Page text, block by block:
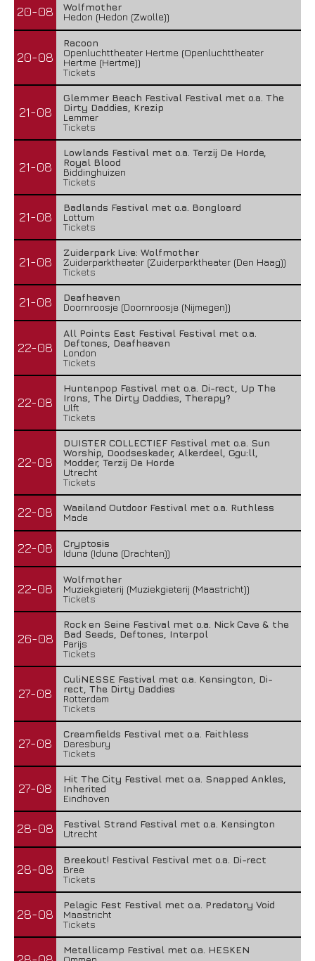
20-08
Wolfmother
Hedon (Hedon (Zwolle))
20-08
Racoon
Openluchttheater Hertme (Openluchttheater
Hertme (Hertme))
Tickets
21-08
Glemmer Beach Festival Festival met o.a. The
Dirty Daddies, Krezip
Lemmer
Tickets
21-08
Lowlands Festival met o.a. Terzij De Horde,
Royal Blood
Biddinghuizen
Tickets
21-08
Badlands Festival met o.a. Bongloard
Lottum
Tickets
21-08
Zuiderpark Live: Wolfmother
Zuiderparktheater (Zuiderparktheater (Den Haag))
Tickets
21-08
Deafheaven
Doornroosje (Doornroosje (Nijmegen))
22-08
All Points East Festival Festival met o.a.
Deftones, Deafheaven
London
Tickets
22-08
Huntenpop Festival met o.a. Di-rect, Up The
Irons, The Dirty Daddies, Therapy?
Ulft
Tickets
22-08
DUISTER COLLECTIEF Festival met o.a. Sun
Worship, Doodseskader, Alkerdeel, Ggu:ll,
Modder, Terzij De Horde
Utrecht
Tickets
22-08
Waailand Outdoor Festival met o.a. Ruthless
Made
22-08
Cryptosis
Iduna (Iduna (Drachten))
22-08
Wolfmother
Muziekgieterij (Muziekgieterij (Maastricht))
Tickets
26-08
Rock en Seine Festival met o.a. Nick Cave & the
Bad Seeds, Deftones, Interpol
Parijs
Tickets
27-08
CuliNESSE Festival met o.a. Kensington, Di-
rect, The Dirty Daddies
Rotterdam
Tickets
27-08
Creamfields Festival met o.a. Faithless
Daresbury
Tickets
27-08
Hit The City Festival met o.a. Snapped Ankles,
Inherited
Eindhoven
28-08
Festival Strand Festival met o.a. Kensington
Utrecht
28-08
Breekout! Festival Festival met o.a. Di-rect
Bree
Tickets
28-08
Pelagic Fest Festival met o.a. Predatory Void
Maastricht
Tickets
Metallicamp Festival met o.a. HESKEN